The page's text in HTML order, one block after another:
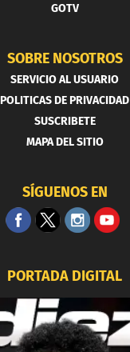
GOTV
SOBRE NOSOTROS
SERVICIO AL USUARIO
POLITICAS DE PRIVACIDAD
SUSCRIBETE
MAPA DEL SITIO
SÍGUENOS EN
PORTADA DIGITAL